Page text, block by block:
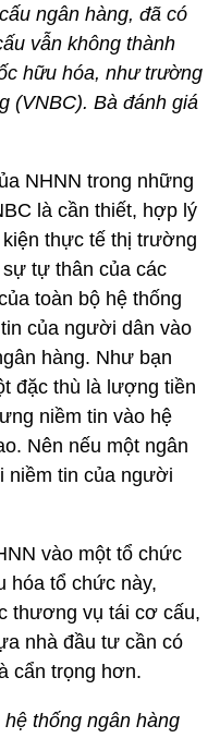
ngân hàng, đã có
vẫn không thành
hữu hóa, như trường
(VNBC). Bà đánh giá
NHNN trong những
là cần thiết, hợp lý
thực tế thị trường
tự thân của các
toàn bộ hệ thống
của người dân vào
hàng. Như bạn
đặc thù là lượng tiền
niềm tin vào hệ
Nên nếu một ngân
niềm tin của người
vào một tổ chức
hóa tổ chức này,
thương vụ tái cơ cấu,
nhà đầu tư cần có
cẩn trọng hơn.
thống ngân hàng